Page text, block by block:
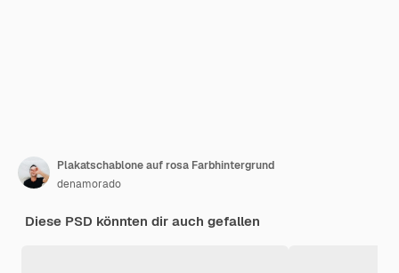
Plakatschablone auf rosa Farbhintergrund
denamorado
Diese PSD könnten dir auch gefallen